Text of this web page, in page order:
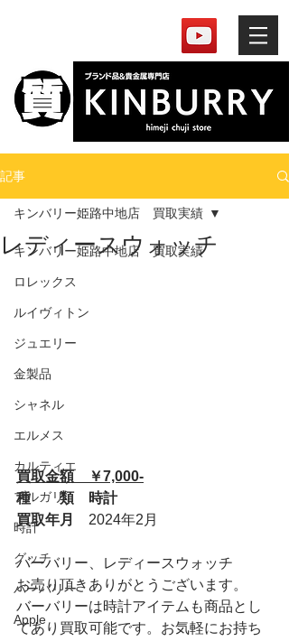
記事
キンバリー姫路中地店 買取実績
ロレックス
ルイヴィトン
ジュエリー
金製品
シャネル
エルメス
カルティエ
ブルガリ
時計
グッチ
バーバリー
Apple
キンバリー姫路中地店 買取実績
レディースウォッチ
買取金額　￥7,000-
種　　類　時計
買取年月 2024年2月
バーバリー、レディースウォッチ
お売り頂きありがとうございます。
バーバリーは時計アイテムも商品とし
てあり買取可能です。お気軽にお持ち